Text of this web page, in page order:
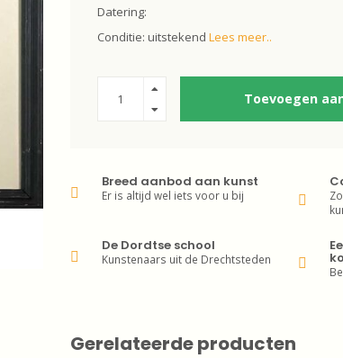
Datering:
Conditie: uitstekend Lees meer..
Toevoegen
Breed aanbod aan kunst
Er is altijd wel iets voor u bij
De Dordtse school
Kunstenaars uit de Drechtsteden
Gerelateerde producten